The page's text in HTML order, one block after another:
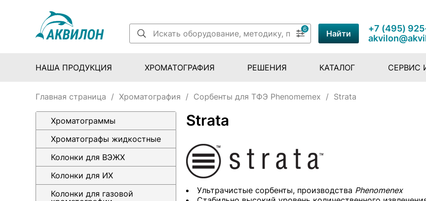
6 Найти
+7 (495)
НАША ПРОДУКЦИЯ ХРОМАТОГРАФИЯ РЕШЕНИЯ КАТАЛОГ СЕРВИС
Главная страница / Хроматография / Сорбенты для ТФЭ Phenomemex / Strata
Strata
Ультрачистые сорбенты, производства Phenomenex
Хроматограммы
Хроматографы жидкостные
Колонки для ВЭЖХ
Колонки для ИХ
Колонки для газовой